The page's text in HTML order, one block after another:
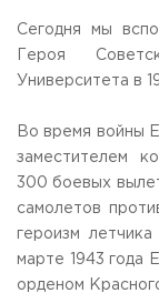
Работа с
Контакты
системе ВО
Федеральное
системе СПО
Сведения об
ЗАКАЗАТЬ
пгт. Черкизово,
ТЕЛЕФОНЫ
+7 (495) 940 83
Сегодня мы
Героя
Университета в
Во время войны
заместителем
300 боевых
самолетов
героизм
марте 1943 года
орденом